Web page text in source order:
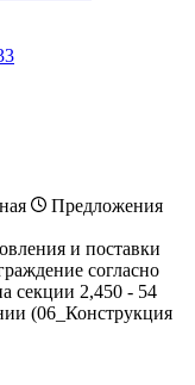
Предложения
и поставки
согласно
секции 2,450 - 54
(06_Конструкция